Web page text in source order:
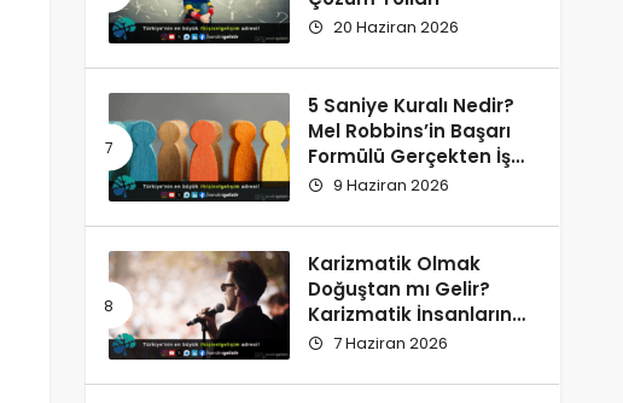
20 Haziran 2026
5 Saniye Kuralı Nedir?
Mel Robbins’in Başarı
Formülü Gerçekten İşe
Yarıyor
9 Haziran 2026
Karizmatik Olmak
Doğuştan mı Gelir?
Karizmatik İnsanların
Ortak Özellikleri
7 Haziran 2026